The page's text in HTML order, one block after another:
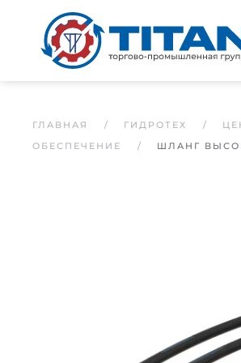
Перейти к основному
ГЛАВНАЯ ГИДРОТЕХ
ОБЕСПЕЧЕНИЕ
ШЛАНГ